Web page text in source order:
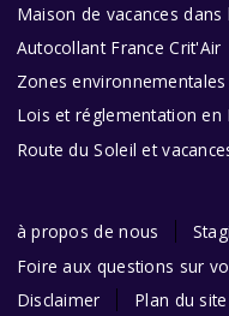
Maison de vacances
Autocollant France Crit'Air
Zones environnementales
Lois et réglementation en
Route du Soleil et
à propos de nous
Foire aux questions sur
Disclaimer
Plan du site